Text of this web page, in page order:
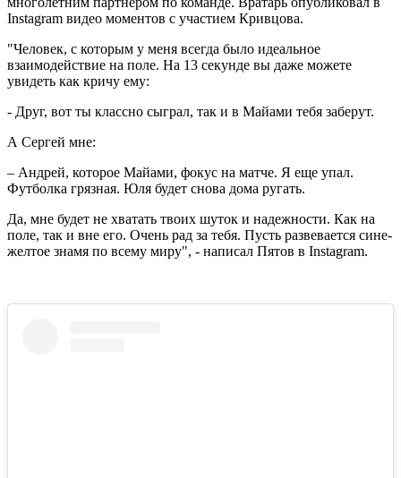
Instagram видео моментов с участием Кривцова.
"Человек, с которым у меня всегда было идеальное
взаимодействие на поле. На 13 секунде вы даже можете
увидеть как кричу ему:
- Друг, вот ты классно сыграл, так и в Майами тебя заберут.
А Сергей мне:
– Андрей, которое Майами, фокус на матче. Я еще упал.
Футболка грязная. Юля будет снова дома ругать.
Да, мне будет не хватать твоих шуток и надежности. Как на
поле, так и вне его. Очень рад за тебя. Пусть развевается сине-
желтое знамя по всему миру", - написал Пятов в Instagram.